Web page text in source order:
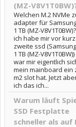
(MZ-
Welchen M.2 NVMe
adapter für
1 TB (MZ-
ich habe mir vor
zweite ssd
1 TB (MZ-
war mir eigentlich
mein mainboard ein
m2 slot hat. Jetzt
ich das ich...
Warum läuft
SSD Festplatte
schneller als auf